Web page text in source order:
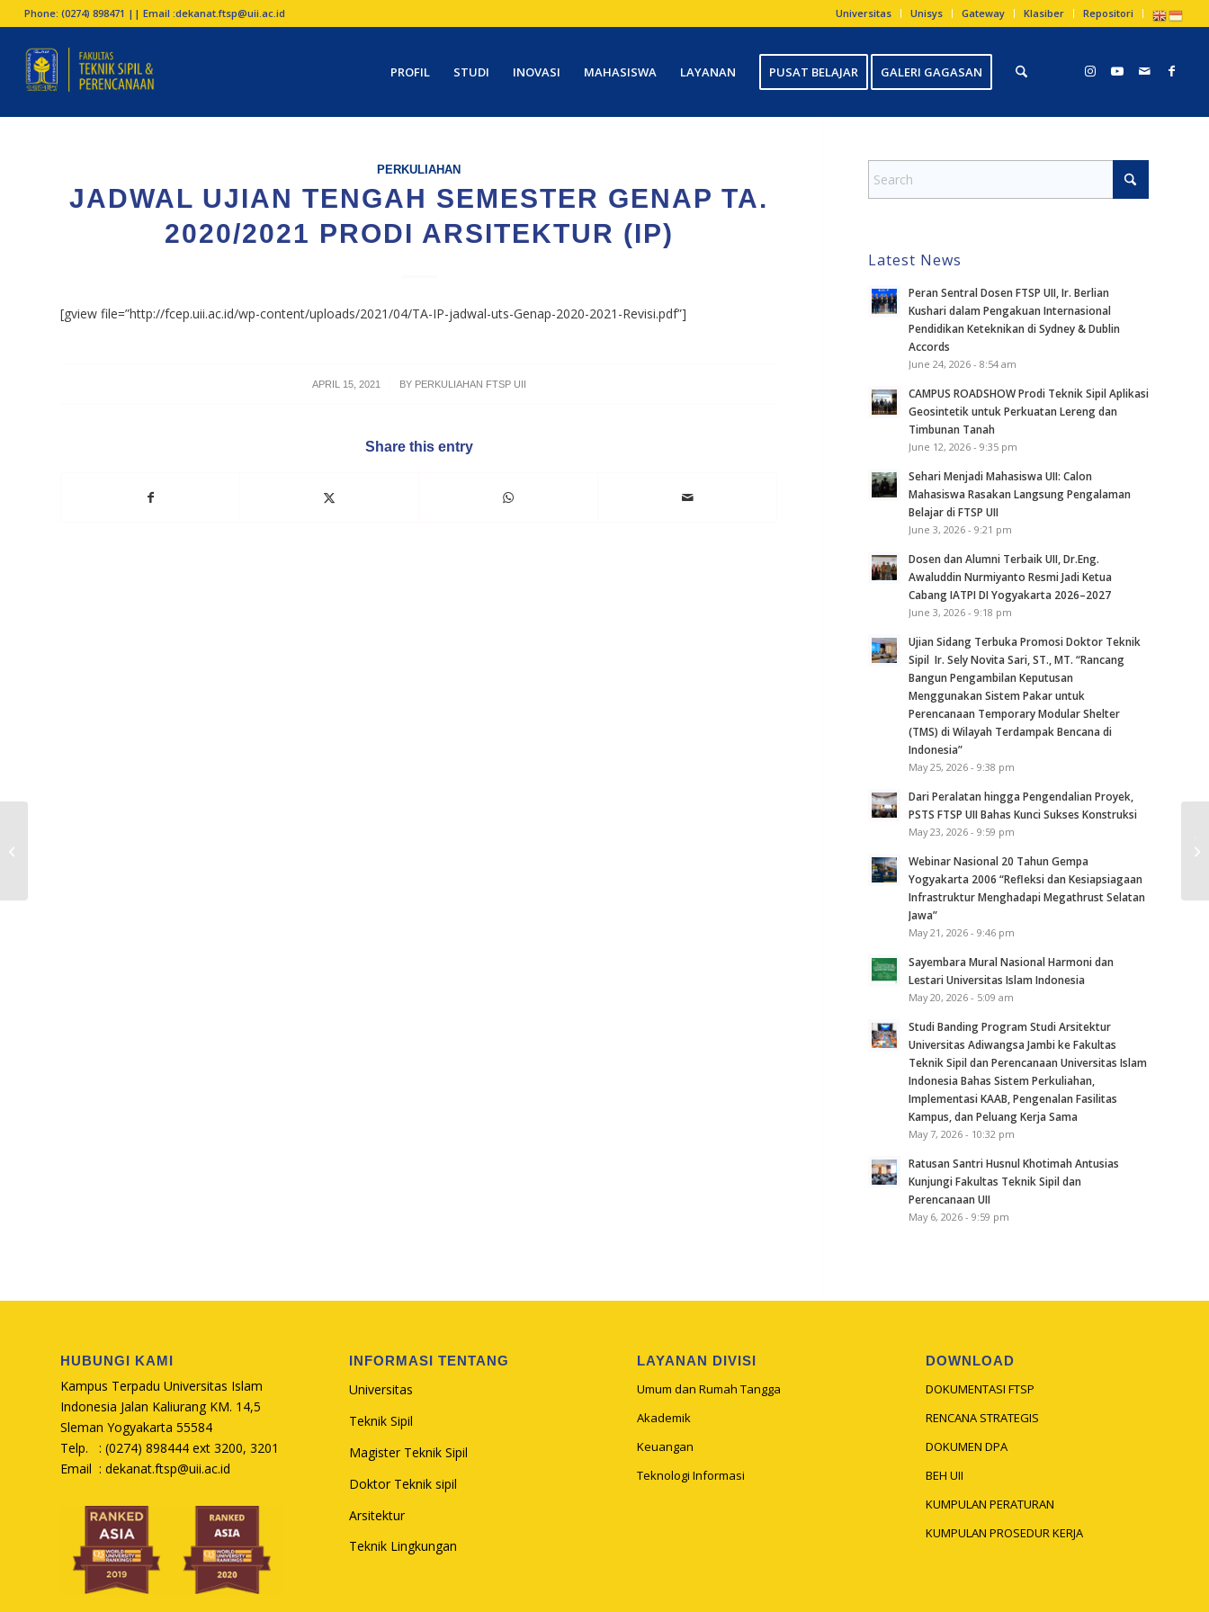
Universitas Unisys Gateway Klasiber Repositori
Phone: (0274) 898471 || Email :dekanat.ftsp@uii.ac.id
PROFIL STUDI INOVASI MAHASISWA LAYANAN PUSAT BELAJAR GALERI GAGASAN
PERKULIAHAN
JADWAL UJIAN TENGAH SEMESTER GENAP TA.
2020/2021 PRODI ARSITEKTUR (IP)
[gview file=”http://fcep.uii.ac.id/wp-content/uploads/2021/04/TA-IP-jadwal-uts-Genap-2020-2021-Revisi.pdf”]
APRIL 15, 2021
/ BY PERKULIAHAN FTSP UII
Share this entry
Latest News
Peran Sentral Dosen FTSP UII, Ir. Berlian
Kushari dalam Pengakuan Internasional
Pendidikan Keteknikan di Sydney & Dublin
Accords
June 24, 2026 - 8:54 am
CAMPUS ROADSHOW Prodi Teknik Sipil Aplikasi
Geosintetik untuk Perkuatan Lereng dan
Timbunan Tanah
June 12, 2026 - 9:35 pm
Sehari Menjadi Mahasiswa UII: Calon
Mahasiswa Rasakan Langsung Pengalaman
Belajar di FTSP UII
June 3, 2026 - 9:21 pm
Dosen dan Alumni Terbaik UII, Dr.Eng.
Awaluddin Nurmiyanto Resmi Jadi Ketua
Cabang IATPI DI Yogyakarta 2026–2027
June 3, 2026 - 9:18 pm
Ujian Sidang Terbuka Promosi Doktor Teknik
Sipil Ir. Sely Novita Sari, ST., MT. “Rancang
Bangun Pengambilan Keputusan
Menggunakan Sistem Pakar untuk
Perencanaan Temporary Modular Shelter
(TMS) di Wilayah Terdampak Bencana di
Indonesia”
May 25, 2026 - 9:38 pm
Dari Peralatan hingga Pengendalian Proyek,
PSTS FTSP UII Bahas Kunci Sukses Konstruksi
May 23, 2026 - 9:59 pm
Webinar Nasional 20 Tahun Gempa
Yogyakarta 2006 “Refleksi dan Kesiapsiagaan
Infrastruktur Menghadapi Megathrust Selatan
Jawa”
May 21, 2026 - 9:46 pm
Sayembara Mural Nasional Harmoni dan
Lestari Universitas Islam Indonesia
May 20, 2026 - 5:09 am
Studi Banding Program Studi Arsitektur
Universitas Adiwangsa Jambi ke Fakultas
Teknik Sipil dan Perencanaan Universitas Islam
Indonesia Bahas Sistem Perkuliahan,
Implementasi KAAB, Pengenalan Fasilitas
Kampus, dan Peluang Kerja Sama
May 7, 2026 - 10:32 pm
Ratusan Santri Husnul Khotimah Antusias
Kunjungi Fakultas Teknik Sipil dan
Perencanaan UII
May 6, 2026 - 9:59 pm
HUBUNGI KAMI
Kampus Terpadu Universitas Islam
Indonesia Jalan Kaliurang KM. 14,5
Sleman Yogyakarta 55584
Telp. : (0274) 898444 ext 3200, 3201
Email : dekanat.ftsp@uii.ac.id
INFORMASI TENTANG
Universitas
Teknik Sipil
Magister Teknik Sipil
Doktor Teknik sipil
Arsitektur
Teknik Lingkungan
LAYANAN DIVISI
Umum dan Rumah Tangga
Akademik
Keuangan
Teknologi Informasi
DOWNLOAD
DOKUMENTASI FTSP
RENCANA STRATEGIS
DOKUMEN DPA
BEH UII
KUMPULAN PERATURAN
KUMPULAN PROSEDUR KERJA